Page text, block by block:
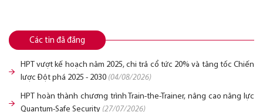
Các tin đã đăng
HPT vượt kế hoạch năm 2025, chi trả cổ tức 20% và tăng tốc Chiến
lược Đột phá 2025 - 2030 (04/08/2026)
HPT hoàn thành chương trình Train-the-Trainer, nâng cao năng lực
Quantum-Safe Security (27/07/2026)